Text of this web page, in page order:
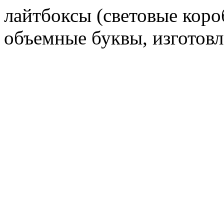
лайтбоксы (световые
объемные буквы,